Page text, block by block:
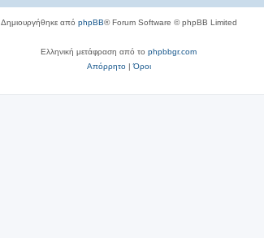
Δημιουργήθηκε από phpBB® Forum Software © phpBB Limited
Ελληνική μετάφραση από το phpbbgr.com
Απόρρητο|Όροι